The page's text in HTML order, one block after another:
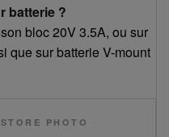
batterie ?
bloc 20V 3.5A, ou sur
que sur batterie V-mount
PHOTO